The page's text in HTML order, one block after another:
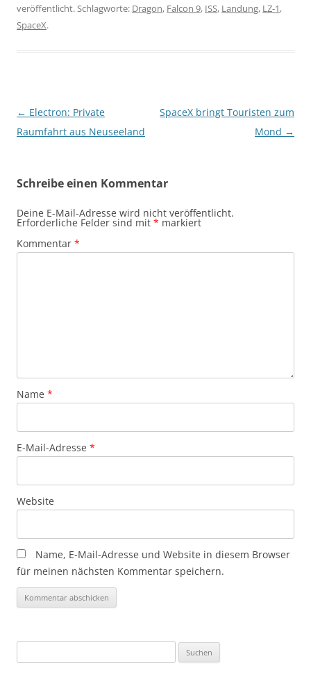
veröffentlicht. Schlagworte: Dragon, Falcon 9, ISS, Landung, LZ-1,
SpaceX.
Beitragsnavigation
← Electron: Private
Raumfahrt aus Neuseeland
SpaceX bringt Touristen zum
Mond →
Schreibe einen Kommentar
Deine E-Mail-Adresse wird nicht veröffentlicht.
Erforderliche Felder sind mit * markiert
Kommentar *
Name *
E-Mail-Adresse *
Website
Name, E-Mail-Adresse und Website in diesem Browser
für meinen nächsten Kommentar speichern.
nach: